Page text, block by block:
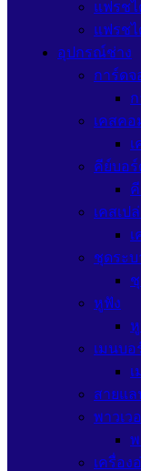
แฟรชไ
แฟรชไ
อุปกรณ์ช่าง
การ์ดจ
เคสคอ
คีย์บอร์
เคสเป
ชุดระ
หูฟัง
เมนบอ
สายแ
พาวเว
พ
เครื่อง